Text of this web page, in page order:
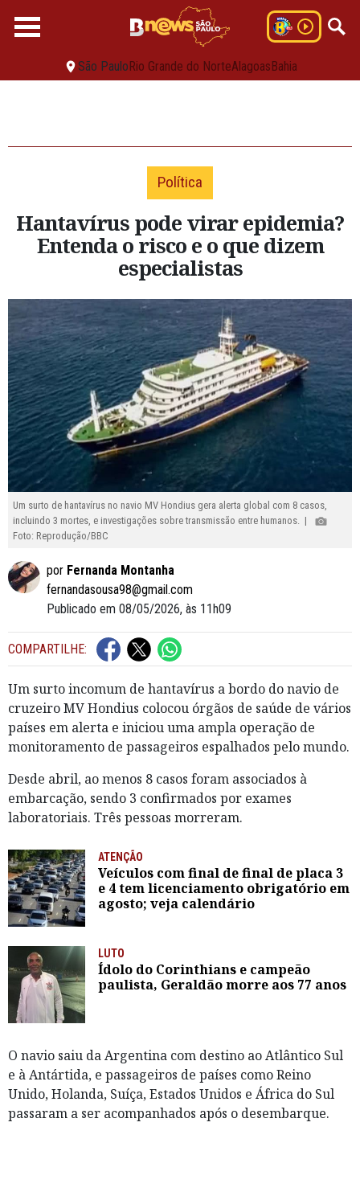
São PauloRio Grande do NorteAlagoasBahia
Política
Hantavírus pode virar epidemia?
Entenda o risco e o que dizem
especialistas
Um surto de hantavírus no navio MV Hondius gera alerta global com 8 casos,
incluindo 3 mortes, e investigações sobre transmissão entre humanos. |
Foto: Reprodução/BBC
por Fernanda Montanha
fernandasousa98@gmail.com
Publicado em 08/05/2026, às 11h09
COMPARTILHE:
Um surto incomum de hantavírus a bordo do navio de
cruzeiro MV Hondius colocou órgãos de saúde de vários
países em alerta e iniciou uma ampla operação de
monitoramento de passageiros espalhados pelo mundo.
Desde abril, ao menos 8 casos foram associados à
embarcação, sendo 3 confirmados por exames
laboratoriais. Três pessoas morreram.
ATENÇÃO
Veículos com final de final de placa 3
e 4 tem licenciamento obrigatório em
agosto; veja calendário
LUTO
Ídolo do Corinthians e campeão
paulista, Geraldão morre aos 77 anos
O navio saiu da Argentina com destino ao Atlântico Sul
e à Antártida, e passageiros de países como Reino
Unido, Holanda, Suíça, Estados Unidos e África do Sul
passaram a ser acompanhados após o desembarque.